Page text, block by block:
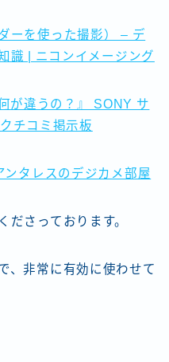
ーを使った撮影） – デ
識 | ニコンイメージング
が違うの？』 SONY サ
チコミ掲示板
タレスのデジカメ部屋
ださっております。
、非常に有効に使わせて